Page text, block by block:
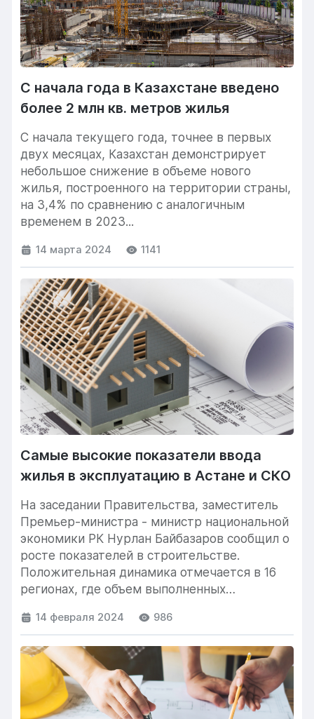
С начала года в Казахстане введено
более 2 млн кв. метров жилья
С начала текущего года, точнее в первых
двух месяцах, Казахстан демонстрирует
небольшое снижение в объеме нового
жилья, построенного на территории страны,
на 3,4% по сравнению с аналогичным
временем в 2023...
14 марта 2024 1141
Самые высокие показатели ввода
жилья в эксплуатацию в Астане и СКО
На заседании Правительства, заместитель
Премьер-министра - министр национальной
экономики РК Нурлан Байбазаров сообщил о
росте показателей в строительстве.
Положительная динамика отмечается в 16
регионах, где объем выполненных
14 февраля 2024 986